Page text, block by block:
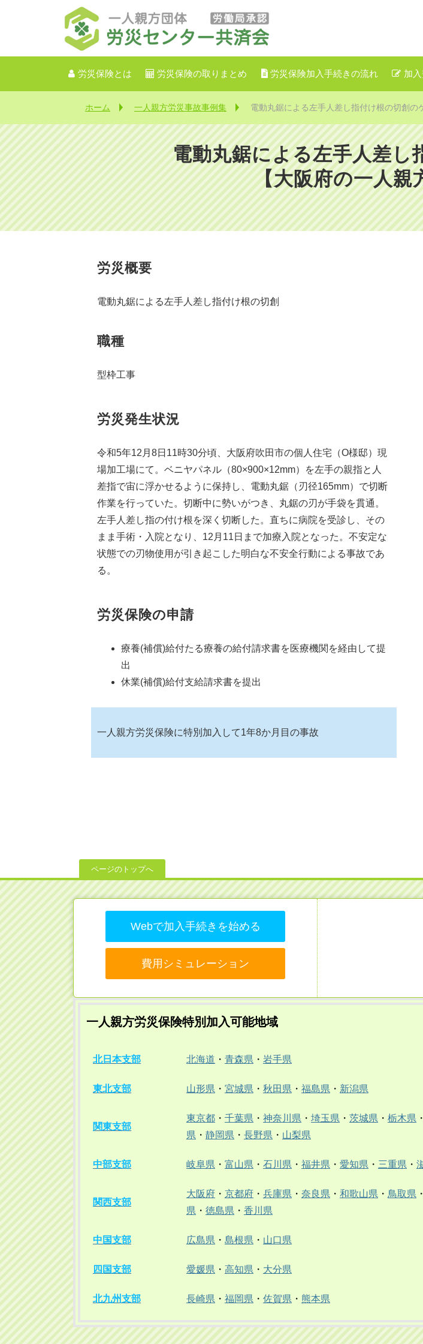
労災保険とは 労災保険の取りまとめ 労災保険加入手続きの流れ 加
ホーム 一人親方労災事故事例集 電動丸鋸による左手人差し指付け根の切創の
電動丸鋸による左手人差し
【大阪府の一人親
労災概要
電動丸鋸による左手人差し指付け根の切創
職種
型枠工事
労災発生状況
令和5年12月8日11時30分頃、大阪府吹田市の個人住宅（O様邸）現
場加工場にて。ベニヤパネル（80×900×12mm）を左手の親指と人
差指で宙に浮かせるように保持し、電動丸鋸（刃径165mm）で切断
作業を行っていた。切断中に勢いがつき、丸鋸の刃が手袋を貫通。
左手人差し指の付け根を深く切断した。直ちに病院を受診し、その
まま手術・入院となり、12月11日まで加療入院となった。不安定な
状態での刃物使用が引き起こした明白な不安全行動による事故であ
る。
労災保険の申請
療養(補償)給付たる療養の給付請求書を医療機関を経由して提
出
休業(補償)給付支給請求書を提出
一人親方労災保険に特別加入して1年8か月目の事故
ページのトップへ
Webで加入手続きを始める
費用シミュレーション
一人親方労災保険特別加入可能地域
北日本支部 北海道 ・ 青森県 ・ 岩手県
東北支部 山形県 ・ 宮城県 ・ 秋田県 ・ 福島県 ・ 新潟県
関東支部
東京都 ・ 千葉県 ・ 神奈川県 ・ 埼玉県 ・ 茨城県 ・ 栃木県 ・
県 ・ 静岡県 ・ 長野県 ・ 山梨県
中部支部 岐阜県 ・ 富山県 ・ 石川県 ・ 福井県 ・ 愛知県 ・ 三重県 ・
関西支部
大阪府 ・ 京都府 ・ 兵庫県 ・ 奈良県 ・ 和歌山県 ・ 鳥取県 ・
県 ・ 徳島県 ・ 香川県
中国支部 広島県 ・ 島根県 ・ 山口県
四国支部 愛媛県 ・ 高知県 ・ 大分県
北九州支部 長崎県 ・ 福岡県 ・ 佐賀県 ・ 熊本県